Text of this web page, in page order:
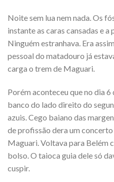
Noite sem lua nem nada. Os
instante as caras cansadas e
Ninguém estranhava. Era
pessoal do matadouro já
carga o trem de Maguari.
Porém aconteceu que no dia
banco do lado direito do
azuis. Cego baiano das
de profissão dera um
Maguari. Voltava para Belém
bolso. O taioca guia dele só
cuspir.